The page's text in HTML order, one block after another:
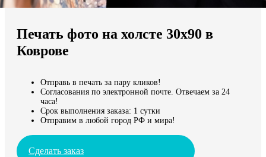
Мы доставляем по всему миру
Продолжить без города
Печать фото на холсте 30х90 в
Коврове
Отправь в печать за пару кликов!
Согласования по электронной почте. Отвечаем за 24
часа!
Срок выполнения заказа: 1 сутки
Отправим в любой город РФ и мира!
Сделать заказ